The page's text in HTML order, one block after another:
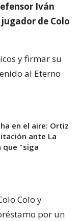
Iván
de Colo
y firmar su
al Eterno
en el aire: Ortiz
ante La
que "siga
Colo y
por un